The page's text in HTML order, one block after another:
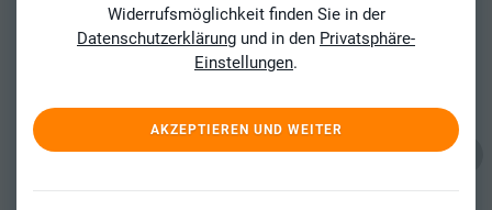
Widerrufsmöglichkeit finden Sie in der
Datenschutzerklärung und in den Privatsphäre-
Einstellungen.
AKZEPTIEREN UND WEITER